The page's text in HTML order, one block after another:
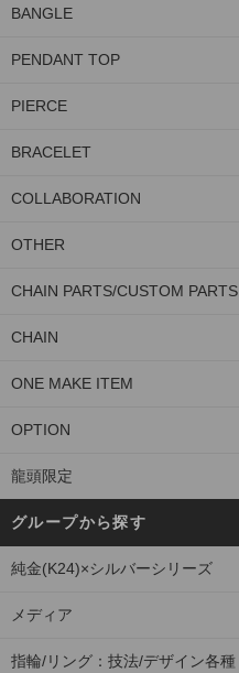
BANGLE
PENDANT TOP
PIERCE
BRACELET
COLLABORATION
OTHER
CHAIN PARTS/CUSTOM PARTS
CHAIN
ONE MAKE ITEM
OPTION
龍頭限定
グループから探す
純金(K24)×シルバーシリーズ
メディア
指輪/リング：技法/デザイン各種